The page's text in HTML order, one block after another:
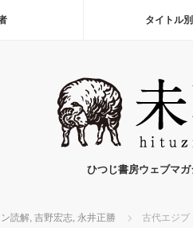
タイトル別
ひつじ書房ウェブマガ
読解, 吉野宏志, 永井正勝
古代エジプ